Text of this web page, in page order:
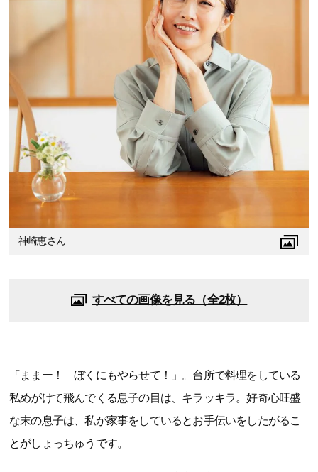
神崎恵さん
すべての画像を見る（全2枚）
「ままー！ ぼくにもやらせて！」。台所で料理をしている
私めがけて飛んでくる息子の目は、キラッキラ。好奇心旺盛
な末の息子は、私が家事をしているとお手伝いをしたがるこ
とがしょっちゅうです。